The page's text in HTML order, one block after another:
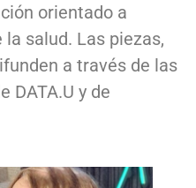
orientado a
salud. Las piezas,
a través de las
DATA.U y de